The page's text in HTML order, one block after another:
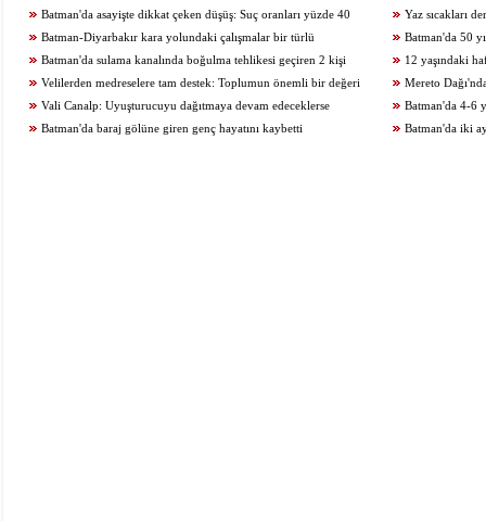
edildiBatman'da asayişte dikkat çeken düşüş: Suç oranları yüzde 40
geriledi
Yaz sıcakları
Batman-Diyarbakır kara yolundaki çalışmalar bir türlü
tamamlanamıyor
Batman'da 50
Batman'da sulama kanalında boğulma tehlikesi geçiren 2 kişi
kurtarıldı
12 yaşındaki
Velilerden medreselere tam destek: Toplumun önemli bir değeri
Mereto
görüntülendi
Vali Canalp: Uyuşturucuyu dağıtmaya devam edeceklerse
gidecekleri yer hapishane olacaktır
Batman'da 4-6
Batman'da baraj gölüne giren genç hayatını kaybetti
Batman'da iki